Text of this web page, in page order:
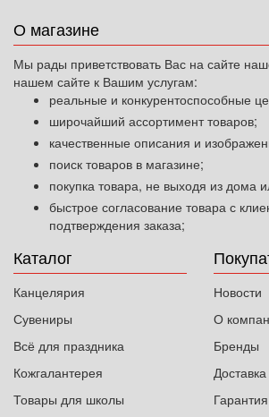
О магазине
Мы рады приветствовать Вас на сайте
нашем сайте к Вашим услугам:
реальные и конкурентоспособные
широчайший ассортимент товаров;
качественные описания и
поиск товаров в магазине;
покупка товара, не выходя из дома
быстрое согласование товара с
подтверждения заказа;
Каталог
Канцелярия
Сувениры
Всё для праздника
Кожгалантерея
Товары для школы
Новости
О
Бренды
Доставка
Гарантия